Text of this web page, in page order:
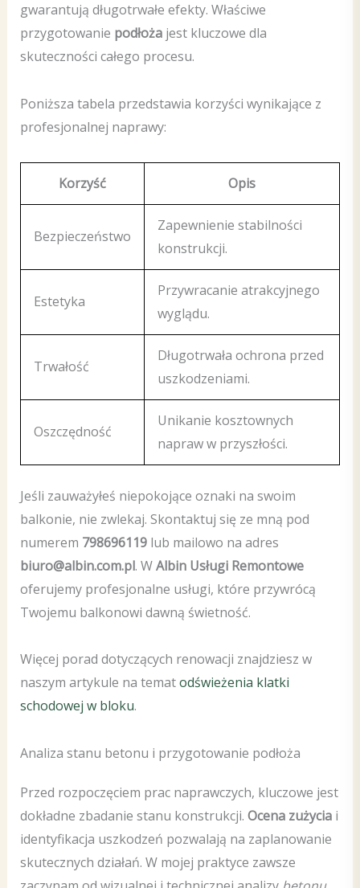
gwarantują długotrwałe efekty. Właściwe
przygotowanie podłożajest kluczowe dla
skuteczności całego procesu.
Poniższa tabela przedstawia korzyści wynikające z
profesjonalnej naprawy:
Korzyść Opis
Bezpieczeństwo
Zapewnienie stabilności
konstrukcji.
Estetyka
Przywracanie atrakcyjnego
wyglądu.
Trwałość
Długotrwała ochrona przed
uszkodzeniami.
Oszczędność
Unikanie kosztownych
napraw w przyszłości.
Jeśli zauważyłeś niepokojące oznaki na swoim
balkonie, nie zwlekaj. Skontaktuj się ze mną pod
numerem 798696119lub mailowo na adres
biuro@albin.com.pl. WAlbin Usługi Remontowe
oferujemy profesjonalne usługi, które przywrócą
Twojemu balkonowi dawną świetność.
Więcej porad dotyczących renowacji znajdziesz w
naszym artykule na tematodświeżenia klatki
schodowej w bloku.
Analiza stanu betonu i przygotowanie podłoża
Przed rozpoczęciem prac naprawczych, kluczowe jest
dokładne zbadanie stanu konstrukcji. Ocena zużyciai
identyfikacja uszkodzeń pozwalają na zaplanowanie
skutecznych działań. W mojej praktyce zawsze